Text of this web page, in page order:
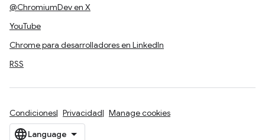
@ChromiumDev en X
YouTube
Chrome para desarrolladores en LinkedIn
RSS
Condiciones Privacidad Manage cookies